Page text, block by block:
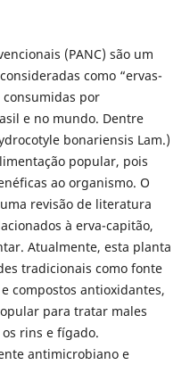
(PANC) são um
como “ervas-
por
e no mundo. Dentre
bonariensis Lam.)
popular, pois
ao organismo. O
revisão de literatura
à erva-capitão,
Atualmente, esta planta
tradicionais como fonte
compostos antioxidantes,
para tratar males
rins e fígado.
antimicrobiano e